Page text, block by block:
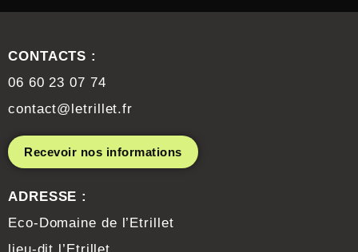
CONTACTS :
06 60 23 07 74
contact@letrillet.fr
Recevoir nos informations
ADRESSE :
Eco-Domaine de l’Etrillet